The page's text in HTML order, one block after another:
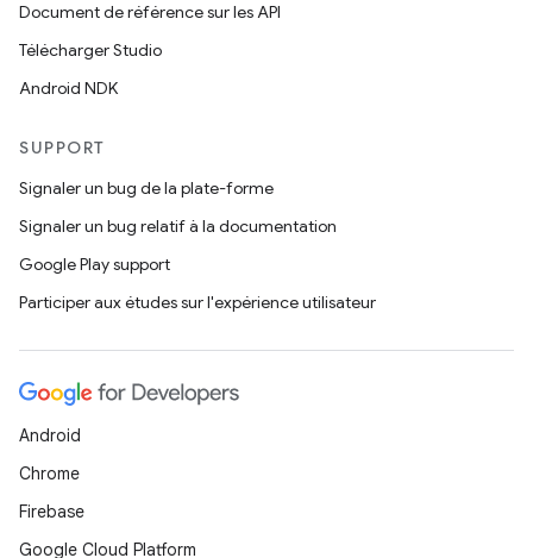
Document de référence sur les API
Télécharger Studio
Android NDK
SUPPORT
Signaler un bug de la plate-forme
Signaler un bug relatif à la documentation
Google Play support
Participer aux études sur l'expérience utilisateur
Android
Chrome
Firebase
Google Cloud Platform